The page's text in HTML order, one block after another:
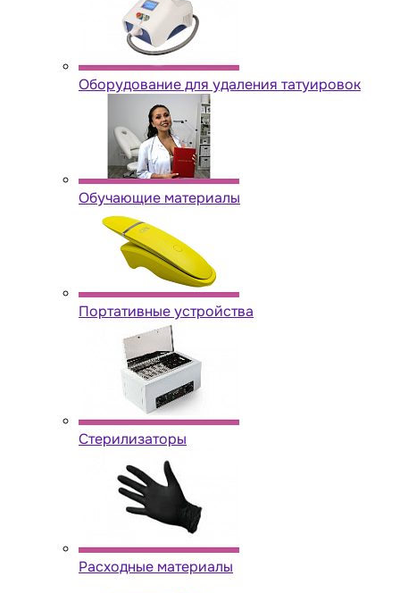
Оборудование для удаления татуировок
Обучающие материалы
Портативные устройства
Стерилизаторы
Расходные материалы